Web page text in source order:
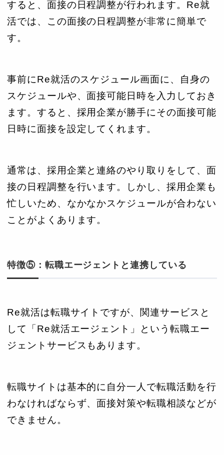
すると、面接の日程調整が行われます。Re就
活では、この面接の日程調整が非常に簡単で
す。
事前にRe就活のスケジュール画面に、自身の
スケジュールや、面接可能日時を入力しておき
ます。すると、採用企業が勝手にその面接可能
日時に面接を設定してくれます。
通常は、採用企業と連絡のやり取りをして、面
接の日程調整を行います。しかし、採用企業も
忙しいため、なかなかスケジュールが合わない
ことがよくあります。
特徴⑤：転職エージェントと連携している
Re就活は転職サイトですが、関連サービスと
して「Re就活エージェント」という転職エー
ジェントサービスもあります。
転職サイトは基本的に自分一人で転職活動を行
わなければならず、面接対策や転職相談などが
できません。